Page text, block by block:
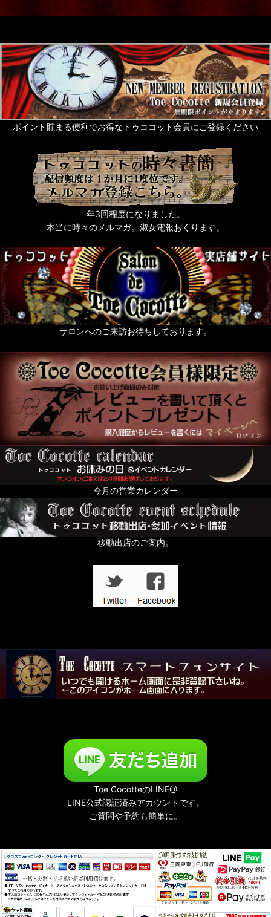
ポイント貯まる便利でお得なトゥココット会員にご登録ください
年3回程度になりました。
本当に時々のメルマガ。淑女電報おくります。
サロンへのご来訪お待ちしております。
今月の営業カレンダー
移動出店のご案内。
Toe CocotteのLINE@
LINE公式認証済みアカウントです。
ご質問や予約も簡単に。